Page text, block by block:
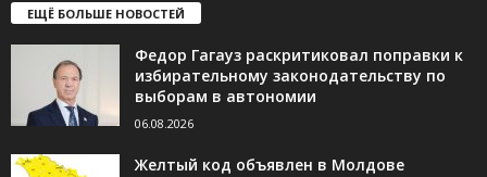
ЕЩЁ БОЛЬШЕ НОВОСТЕЙ
Федор Гагауз раскритиковал поправки к
избирательному законодательству по
выборам в автономии
06.08.2026
Желтый код объявлен в Молдове